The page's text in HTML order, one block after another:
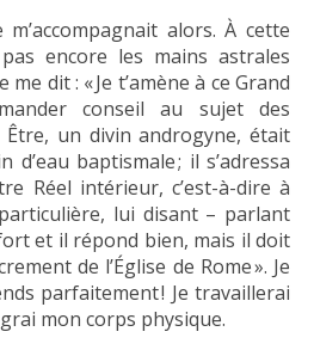
alors. À cette
encore les mains astrales
dit : « Je t’amène à ce Grand
conseil au sujet des
Être, un divin androgyne, était
d’eau baptismale ; il s’adressa
Réel intérieur, c’est-à-dire à
lui disant – parlant
et il répond bien, mais il doit
de l’Église de Rome ». Je
parfaitement ! Je travaillerai
mon corps physique.